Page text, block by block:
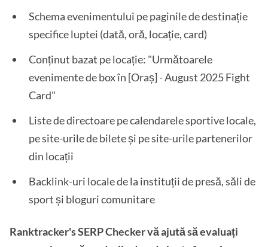
Schema evenimentului pe paginile de destinație
specifice luptei (dată, oră, locație, card)
Conținut bazat pe locație: "Următoarele
evenimente de box în [Oraș] - August 2025 Fight
Card"
Liste de directoare pe calendarele sportive locale,
pe site-urile de bilete și pe site-urile partenerilor
din locații
Backlink-uri locale de la instituții de presă, săli de
sport și bloguri comunitare
Ranktracker's SERP Checker vă ajută să evaluați